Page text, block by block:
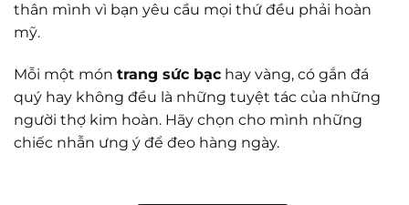
thân mình vì bạn yêu cầu mọi thứ đều phải hoàn
mỹ.
Mỗi một món trang sức bạc hay vàng, có gắn đá
quý hay không đều là những tuyệt tác của những
người thợ kim hoàn. Hãy chọn cho mình những
chiếc nhẫn ưng ý để đeo hàng ngày.